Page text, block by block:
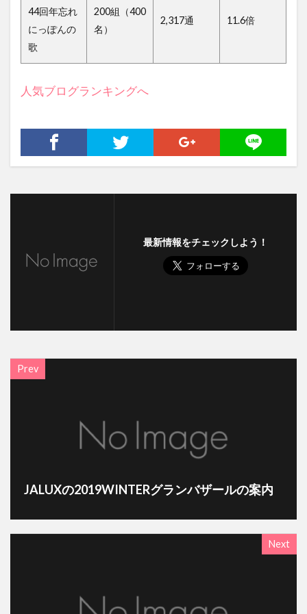
44回年忘れ
にっぽんの
歌
200組（400
名）
2,317通 11.6倍
人気ブログランキングへ
最新情報をチェックしよう！
Prev
JALUXの2019WINTERグランバザールの案内
Next